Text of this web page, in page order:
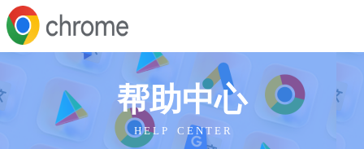
帮助中心
H E L P C E N T E R